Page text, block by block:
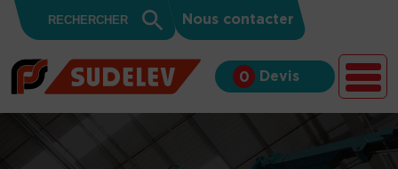
Skip to content
for:
Search
Button
Nous contacter
0 Devis